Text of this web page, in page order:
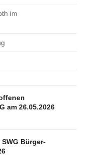
im
am 26.05.2026
Bürger-